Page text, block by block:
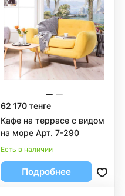
62 170 тенге
Кафе на террасе с видом
на море Арт. 7-290
Есть в наличии
Подробнее